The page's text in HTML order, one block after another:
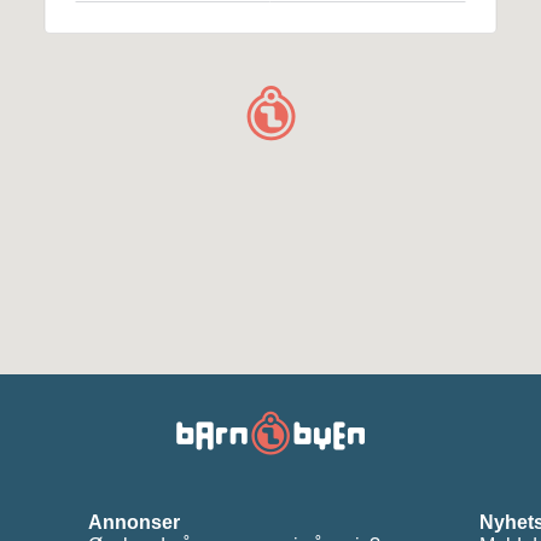
Annonser